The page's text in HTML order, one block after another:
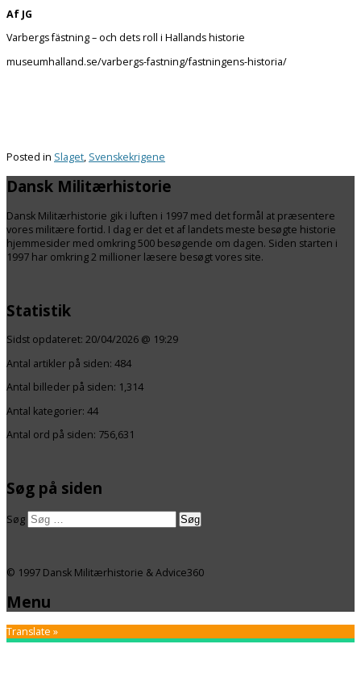
Af JG
Varbergs fästning – och dets roll i Hallands historie
museumhalland.se/varbergs-fastning/fastningens-historia/
Posted in Slaget, Svenskekrigene
Dansk Militærhistorie
Dansk Militærhistorie gik i luften i 1997 med det formål at præsentere
vores militære fortid. I dag er det et af landets meste besøgte historie
hjemmesider med omkring 500 besøgende om dagen. Siden starten i
1997 har omkring 2 millioner læsere besøgt vores site.
Statistik
Sidst opdateret: 20/04/2026 @ 19:29
Antal artikler på siden: 484
Antal billeder på siden: 1,314
Antal kategorier: 44
Antal ord på siden: 756,631
Søg på siden
Søg
© 1997 Dansk Militærhistorie & Advice360
Menu
Translate »